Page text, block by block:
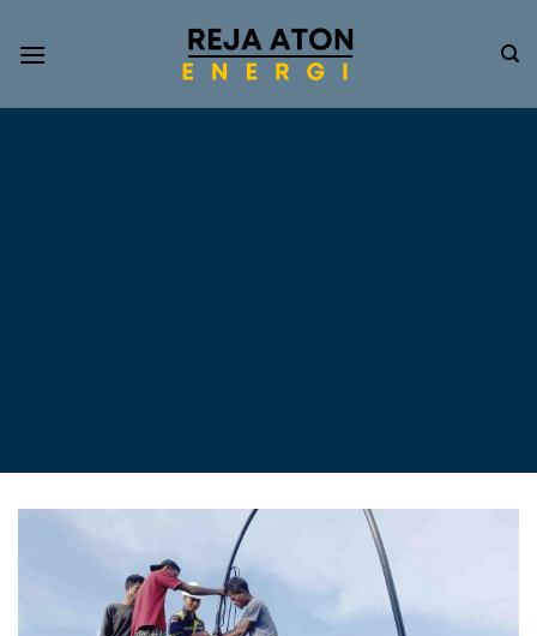
Informasi